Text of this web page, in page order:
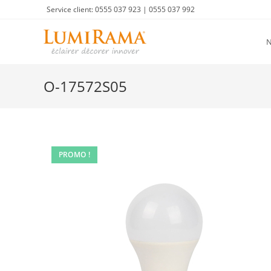
Service client: 0555 037 923 | 0555 037 992
O-17572S05
PROMO !